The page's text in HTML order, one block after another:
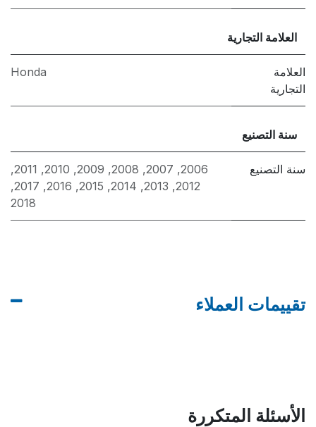
العلامة التجارية
العلامة
التجارية
Honda
سنة التصنيع
سنة التصنيع 2006
,
2007
,
2008
,
2009
,
2010
,
2011
,
2012
,
2013
,
2014
,
2015
,
2016
,
2017
,
2018
تقييمات العملاء
الأسئلة المتكررة